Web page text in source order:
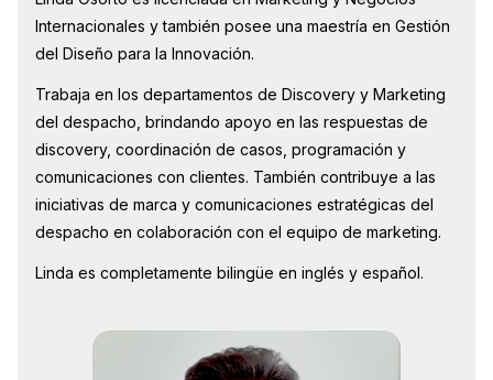
Internacionales y también posee una maestría en Gestión
del Diseño para la Innovación.
Trabaja en los departamentos de Discovery y Marketing
del despacho, brindando apoyo en las respuestas de
discovery, coordinación de casos, programación y
comunicaciones con clientes. También contribuye a las
iniciativas de marca y comunicaciones estratégicas del
despacho en colaboración con el equipo de marketing.
Linda es completamente bilingüe en inglés y español.